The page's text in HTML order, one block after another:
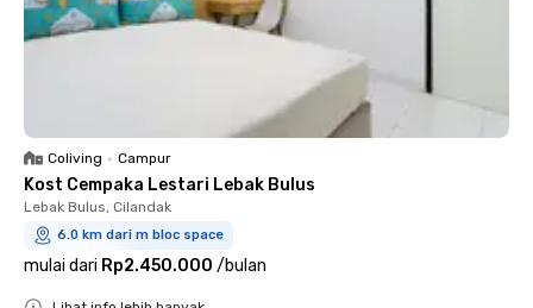
Coliving • Campur
Kost Cempaka Lestari Lebak Bulus
Lebak Bulus, Cilandak
6.0 km dari m bloc space
mulai dari Rp2.450.000 /bulan